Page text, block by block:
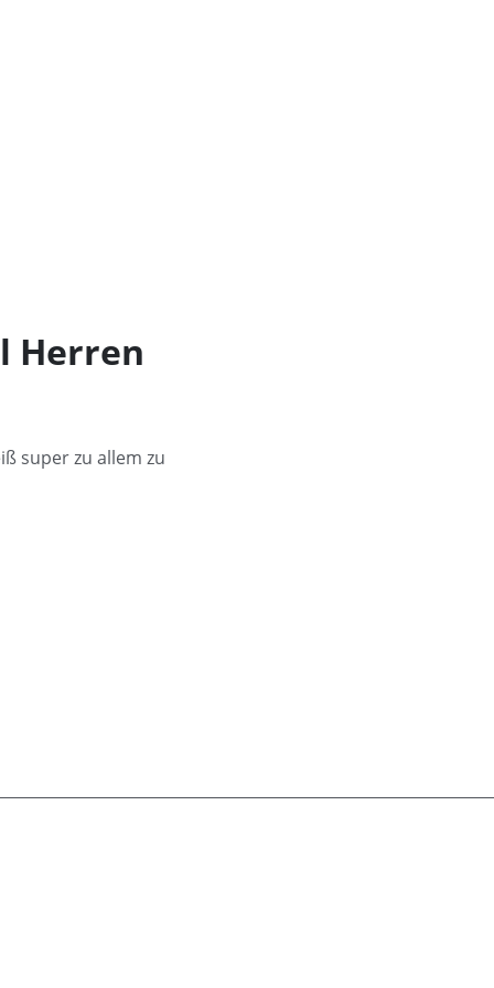
Herren
super zu allem zu